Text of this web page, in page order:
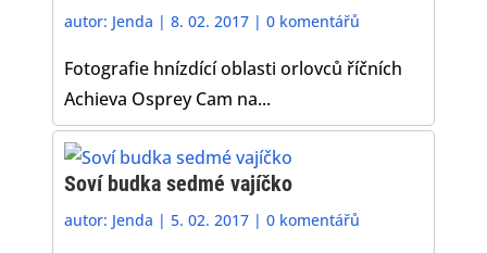
autor: Jenda |8. 02. 2017 |0 komentářů
Fotografie hnízdící oblasti orlovců říčních
Achieva Osprey Cam na...
Soví budka sedmé vajíčko
autor: Jenda |5. 02. 2017 |0 komentářů